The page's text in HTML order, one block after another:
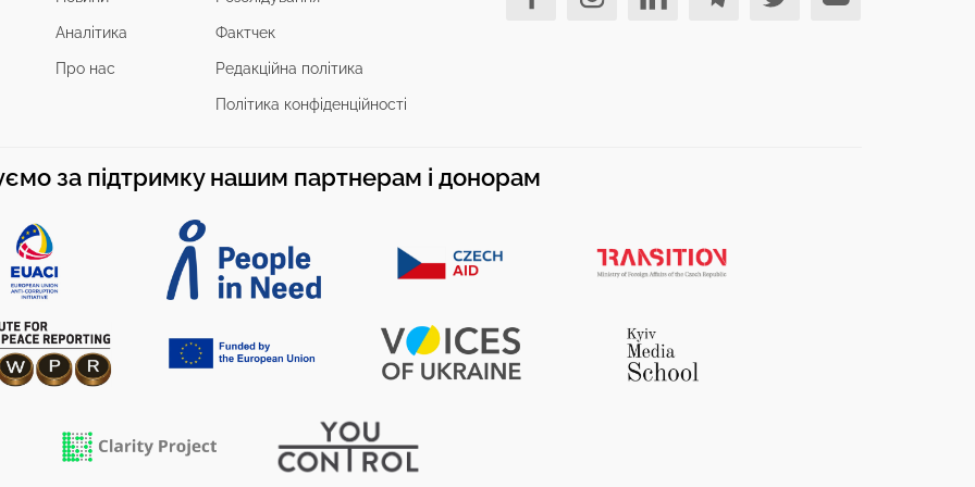
Аналітика
Про нас
Фактчек
Редакційна політика
Політика конфіденційності
за підтримку нашим партнерам і донорам